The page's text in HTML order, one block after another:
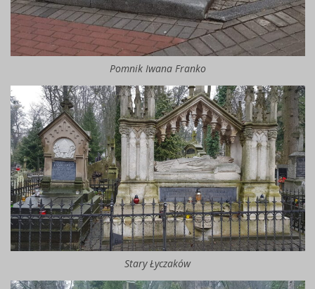
Pomnik Iwana Franko
Stary Łyczaków